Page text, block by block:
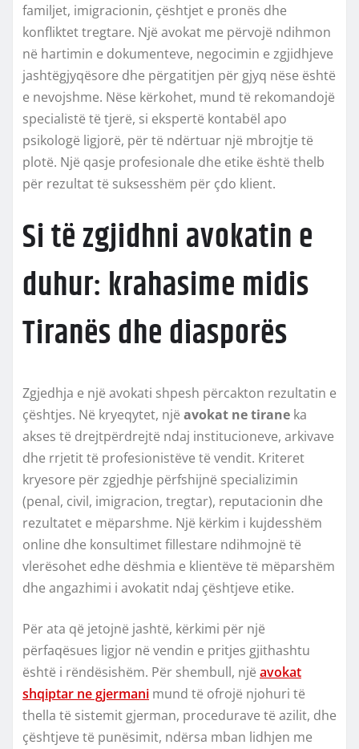
familjet, imigracionin, çështjet e pronës dhe
konfliktet tregtare. Një avokat me përvojë ndihmon
në hartimin e dokumenteve, negocimin e zgjidhjeve
jashtëgjyqësore dhe përgatitjen për gjyq nëse është
e nevojshme. Nëse kërkohet, mund të rekomandojë
specialistë të tjerë, si ekspertë kontabël apo
psikologë ligjorë, për të ndërtuar një mbrojtje të
plotë. Një qasje profesionale dhe etike është thelb
për rezultat të suksesshëm për çdo klient.
Si të zgjidhni avokatin e
duhur: krahasime midis
Tiranës dhe diasporës
Zgjedhja e një avokati shpesh përcakton rezultatin e
çështjes. Në kryeqytet, një avokat ne tirane ka
akses të drejtpërdrejtë ndaj institucioneve, arkivave
dhe rrjetit të profesionistëve të vendit. Kriteret
kryesore për zgjedhje përfshijnë specializimin
(penal, civil, imigracion, tregtar), reputacionin dhe
rezultatet e mëparshme. Një kërkim i kujdesshëm
online dhe konsultimet fillestare ndihmojnë të
vlerësohet edhe dëshmia e klientëve të mëparshëm
dhe angazhimi i avokatit ndaj çështjeve etike.
Për ata që jetojnë jashtë, kërkimi për një
përfaqësues ligjor në vendin e pritjes gjithashtu
është i rëndësishëm. Për shembull, një avokat
shqiptar ne gjermani mund të ofrojë njohuri të
thella të sistemit gjerman, procedurave të azilit, dhe
çështjeve të punësimit, ndërsa mban lidhjen me